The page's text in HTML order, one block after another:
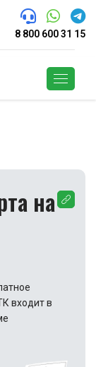
8 800 600 31 15
на
входит в